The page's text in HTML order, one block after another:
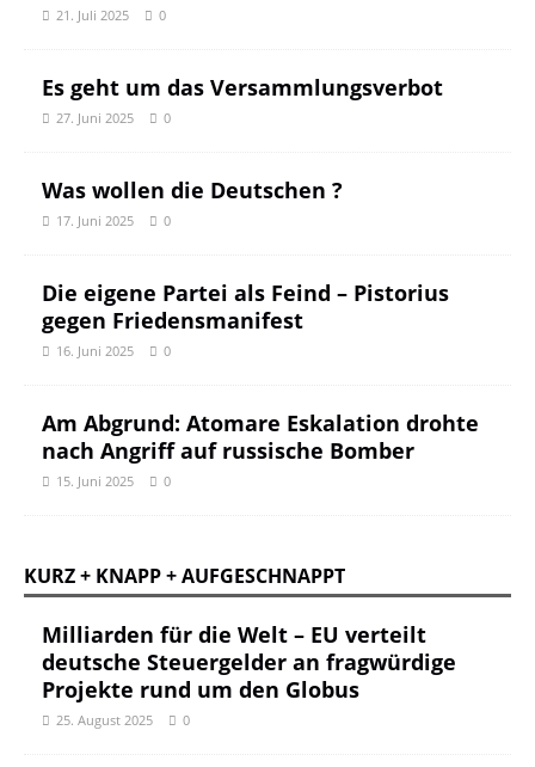
21. Juli 2025 0
Es geht um das Versammlungsverbot
27. Juni 2025 0
Was wollen die Deutschen ?
17. Juni 2025 0
Die eigene Partei als Feind – Pistorius
gegen Friedensmanifest
16. Juni 2025 0
Am Abgrund: Atomare Eskalation drohte
nach Angriff auf russische Bomber
15. Juni 2025 0
KURZ + KNAPP + AUFGESCHNAPPT
Milliarden für die Welt – EU verteilt
deutsche Steuergelder an fragwürdige
Projekte rund um den Globus
25. August 2025 0